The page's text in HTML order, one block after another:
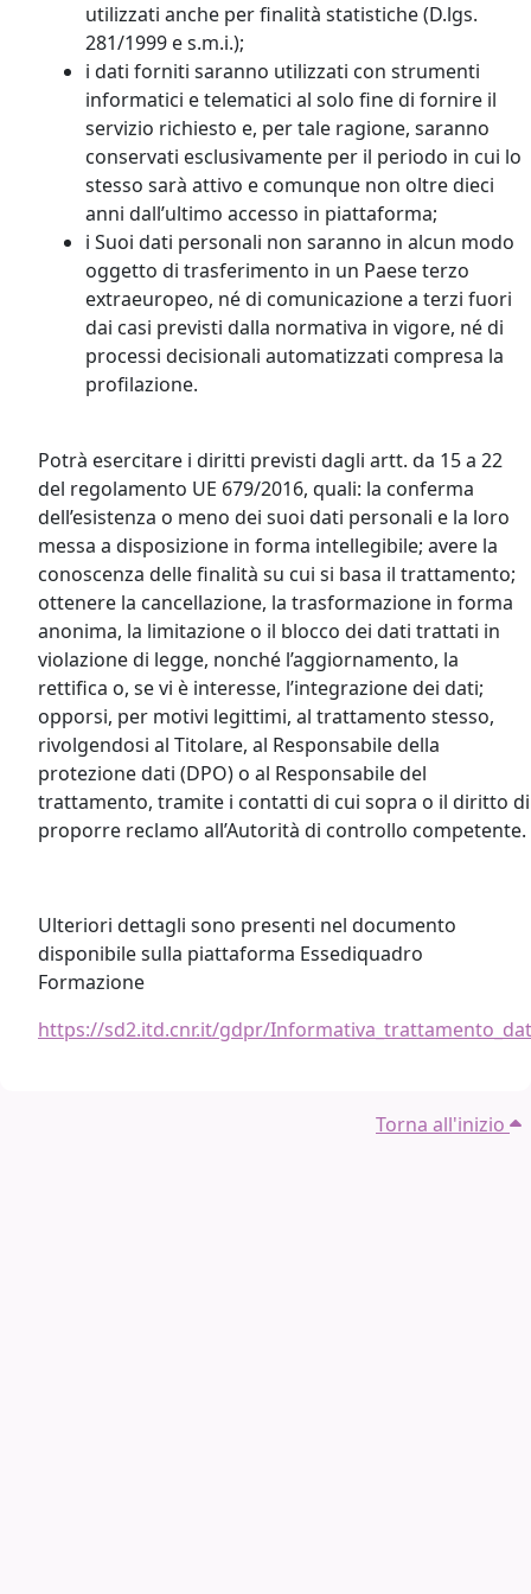
utilizzati anche per finalità statistiche (D.lgs.
281/1999 e s.m.i.);
i dati forniti saranno utilizzati con strumenti
informatici e telematici al solo fine di fornire il
servizio richiesto e, per tale ragione, saranno
conservati esclusivamente per il periodo in cui lo
stesso sarà attivo e comunque non oltre dieci
anni dall’ultimo accesso in piattaforma;
i Suoi dati personali non saranno in alcun modo
oggetto di trasferimento in un Paese terzo
extraeuropeo, né di comunicazione a terzi fuori
dai casi previsti dalla normativa in vigore, né di
processi decisionali automatizzati compresa la
profilazione.
Potrà esercitare i diritti previsti dagli artt. da 15 a 22
del regolamento UE 679/2016, quali: la conferma
dell’esistenza o meno dei suoi dati personali e la loro
messa a disposizione in forma intellegibile; avere la
conoscenza delle finalità su cui si basa il trattamento;
ottenere la cancellazione, la trasformazione in forma
anonima, la limitazione o il blocco dei dati trattati in
violazione di legge, nonché l’aggiornamento, la
rettifica o, se vi è interesse, l’integrazione dei dati;
opporsi, per motivi legittimi, al trattamento stesso,
rivolgendosi al Titolare, al Responsabile della
protezione dati (DPO) o al Responsabile del
trattamento, tramite i contatti di cui sopra o il diritto di
proporre reclamo all’Autorità di controllo competente.
Ulteriori dettagli sono presenti nel documento
disponibile sulla piattaforma Essediquadro
Formazione
https://sd2.itd.cnr.it/gdpr/
Torna all'inizio